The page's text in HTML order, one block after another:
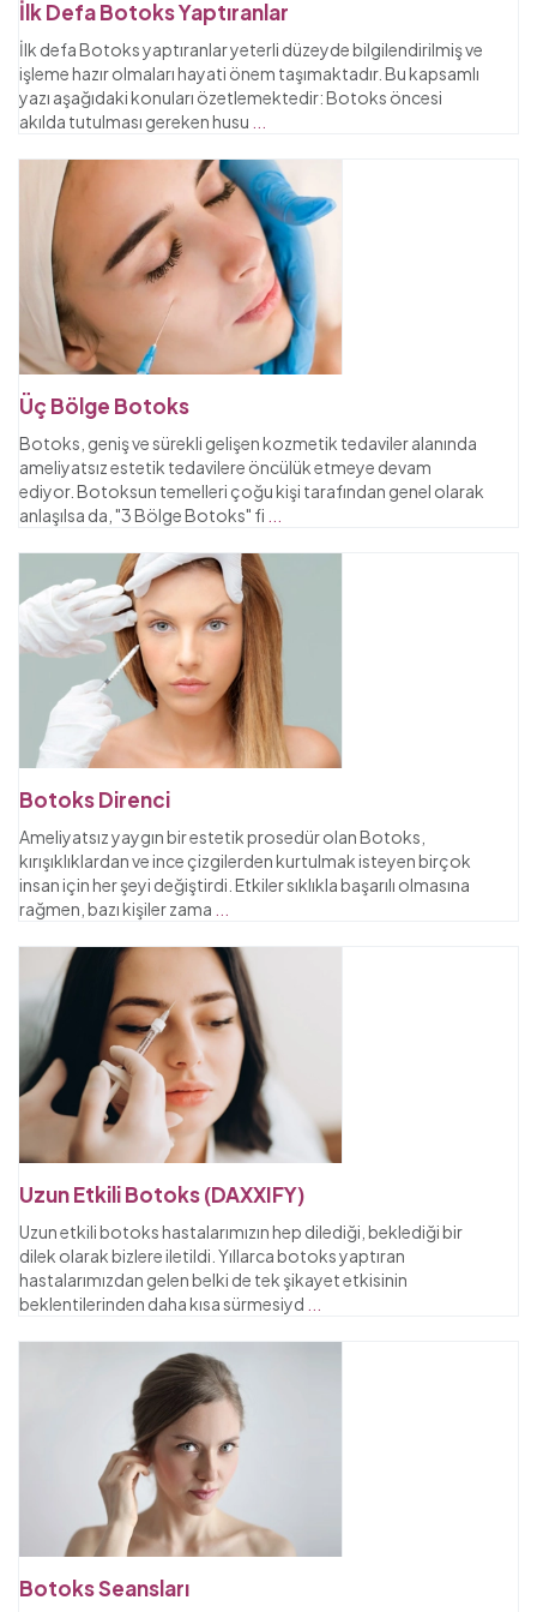
İlk Defa Botoks Yaptıranlar
İlk defa Botoks yaptıranlar yeterli düzeyde bilgilendirilmiş ve
işleme hazır olmaları hayati önem taşımaktadır. Bu kapsamlı
yazı aşağıdaki konuları özetlemektedir: Botoks öncesi
akılda tutulması gereken husu
Üç Bölge Botoks
Botoks, geniş ve sürekli gelişen kozmetik tedaviler alanında
ameliyatsız estetik tedavilere öncülük etmeye devam
ediyor. Botoksun temelleri çoğu kişi tarafından genel olarak
anlaşılsa da, "3 Bölge Botoks" fi
Botoks Direnci
Ameliyatsız yaygın bir estetik prosedür olan Botoks,
kırışıklıklardan ve ince çizgilerden kurtulmak isteyen birçok
insan için her şeyi değiştirdi. Etkiler sıklıkla başarılı olmasına
rağmen, bazı kişiler zama
Uzun Etkili Botoks (DAXXIFY)
Uzun etkili botoks hastalarımızın hep dilediği, beklediği bir
dilek olarak bizlere iletildi. Yıllarca botoks yaptıran
hastalarımızdan gelen belki de tek şikayet etkisinin
beklentilerinden daha kısa sürmesiyd
Botoks Seansları